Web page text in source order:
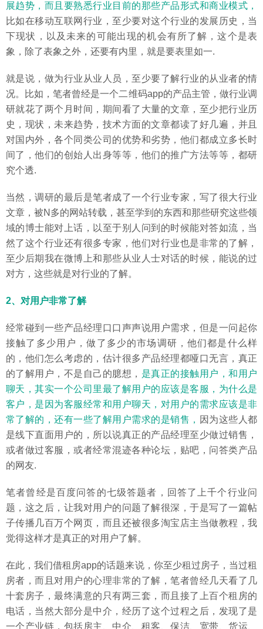
展趋势，而且要熟悉行业目前的那些产品形式和商业模式，
比如在移动互联网行业，至少要对这个行业的发展历史，当
下现状，以及未来的可能出现的机会有所了解，这个是表
象，除了表象之外，还要有内里，就是要表里如一.
就是说，做为行业从业人员，至少要了解行业的从业者的情
况。比如，笔者曾经是一个二维码app的产品主管，做行业调
研就花了两个月时间，期间看了大量的文章，至少把行业历
史，现状，未来趋势，技术方面的文章都读了好几遍，并且
对国内外，各个同类公司的优势和劣势，他们都成立多长时
间了，他们的创始人出身等等，他们的推广方法等等，都研
究个透.
当然，调研的最后是笔者成了一个行业专家，写了很大行业
文章，被N多的网站转载，甚至学到的东西和那些研究这些领
域的博士能对上话，以至于别人问到的时候能对答如流，当
然了这个行业还有很多专家，他们对行业也是非常的了解，
至少后期我在微博上和那些从业人士对话的时候，能说的过
对方，这些就是对行业的了解。
2、对用户非常了解
经常碰到一些产品经理口口声声说用户需求，但是一问起你
接触了多少用户，做了多少的市场调研，他们都是什么样
的，他们怎么考虑的，估计很多产品经理都哑口无言，真正
的了解用户，不是自己的臆想， 是真正的接触用户，和用户
聊天，其实一个公司里最了解用户的应该是客服，为什么是
客户，是因为客服经常和用户聊天，对用户的需求应该是非
常了解的，还有一些了解用户需求的是销售， 因为这些人都
是线下直面用户的，所以说真正的产品经理至少做过销售，
或者做过客服，或者经常混迹各种论坛，贴吧，问答类产品
的网友.
笔者曾经是百度问答的七级答题者，回答了上千个行业问
题，这之后，让我对用户的问题了解很深，于是写了一篇帖
子传播几百万个网页，而且还被很多淘宝店主当做教程，我
觉得这样才是真正的对用户了解。
在此，我们借租房app的话题来说，你至少租过房子，当过租
房者，而且对用户的心理非常的了解，笔者曾经几天看了几
十套房子，最终满意的只有两三套，而且接了上百个租房的
电话，当然大部分是中介，经历了这个过程之后，发现了是
一个产业链，包括房主、中介、租客、保洁、宽带、货运、